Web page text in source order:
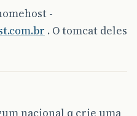
-
. O tomcat deles
nacional q crie uma